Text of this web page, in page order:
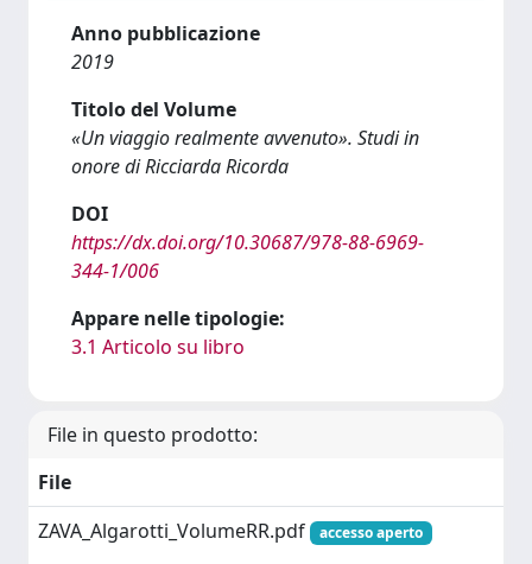
Anno pubblicazione
2019
Titolo del Volume
«Un viaggio realmente avvenuto». Studi in
onore di Ricciarda Ricorda
DOI
https://dx.doi.org/10.30687/978-88-6969-
344-1/006
Appare nelle tipologie:
3.1 Articolo su libro
File in questo prodotto:
File
ZAVA_Algarotti_VolumeRR.pdf
accesso aperto